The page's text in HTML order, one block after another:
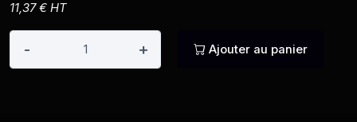
11,37 € HT
- + Ajouter au panier